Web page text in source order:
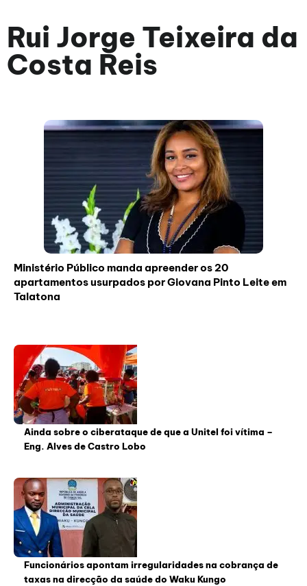
Rui Jorge Teixeira da
Costa Reis
Ministério Público manda apreender os 20
apartamentos usurpados por Giovana Pinto Leite em
Talatona
Ainda sobre o ciberataque de que a Unitel foi vítima –
Eng. Alves de Castro Lobo
Funcionários apontam irregularidades na cobrança de
taxas na direcção da saúde do Waku Kungo